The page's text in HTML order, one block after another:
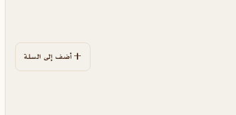
أضف إلى السلة